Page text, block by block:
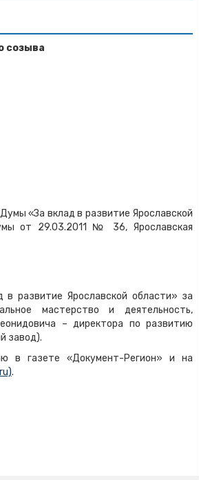
созыва
«За вклад в развитие Ярославской
от 29.03.2011 № 36, Ярославская
развитие Ярославской области» за
мастерство и деятельность,
– директора по развитию
завод).
в газете «Документ-Регион» и на
.